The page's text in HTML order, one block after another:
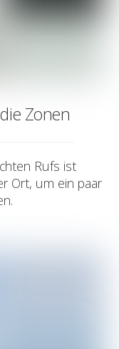
Zonen
Rufs ist
Ort, um ein paar